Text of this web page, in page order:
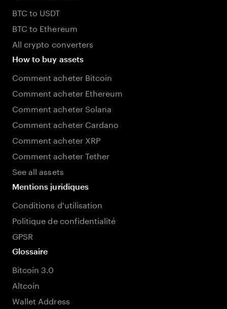
BTC to USDT
BTC to Ethereum
All crypto converters
How to buy assets
Comment acheter Bitcoin
Comment acheter Ethereum
Comment acheter Solana
Comment acheter Cardano
Comment acheter XRP
Comment acheter Tether
See all assets
Mentions juridiques
Conditions d'utilisation
Politique de confidentialité
GPSR
Glossaire
Bitcoin 3.0
Altcoin
Wallet Address